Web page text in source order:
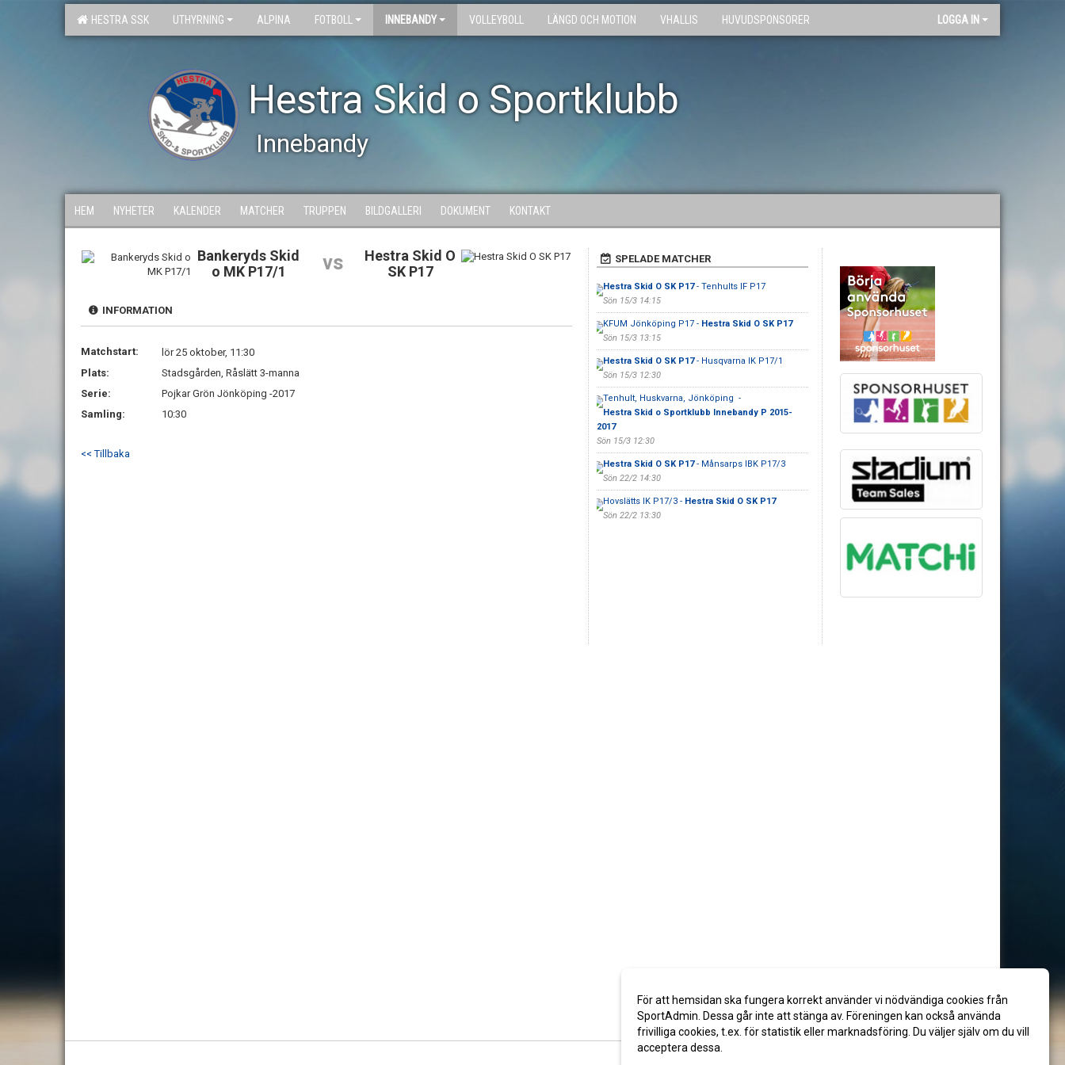
HESTRA SSK UTHYRNING ALPINA FOTBOLL INNEBANDY VOLLEYBOLL LÄNGD OCH MOTION VHALLIS HUVUDSPONSORER LOGGA IN
Hestra Skid o Sportklubb
Innebandy
HEM NYHETER KALENDER MATCHER TRUPPEN BILDGALLERI DOKUMENT KONTAKT
Bankeryds Skid
o MK P17/1
vs
Hestra Skid O
SK P17
INFORMATION
Matchstart:
lör 25 oktober, 11:30
Plats:
Stadsgården, Råslätt 3-manna
Serie:
Pojkar Grön Jönköping -2017
Samling:
10:30
<< Tillbaka
SPELADE MATCHER
Hestra Skid O SK P17- Tenhults IF P17
Sön 15/3 14:15
KFUM Jönköping P17 - Hestra Skid O SK P17
Sön 15/3 13:15
Hestra Skid O SK P17- Husqvarna IK P17/1
Sön 15/3 12:30
Tenhult, Huskvarna, Jönköping -
Hestra Skid o Sportklubb Innebandy P 2015-
2017
Sön 15/3 12:30
Hestra Skid O SK P17- Månsarps IBK P17/3
Sön 22/2 14:30
Hovslätts IK P17/3 - Hestra Skid O SK P17
Sön 22/2 13:30
För att hemsidan ska fungera korrekt använder vi nödvändiga cookies från
SportAdmin. Dessa går inte att stänga av. Föreningen kan också använda
frivilliga cookies, t.ex. för statistik eller marknadsföring. Du väljer själv om du vill
acceptera dessa.